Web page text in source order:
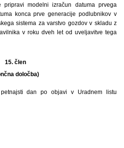
pripravi modelni izračun datuma prvega
konca prve generacije podlubnikov v
sistema za varstvo gozdov v skladu z
v roku dveh let od uveljavitve tega
15. člen
določba)
dan po objavi v Uradnem listu